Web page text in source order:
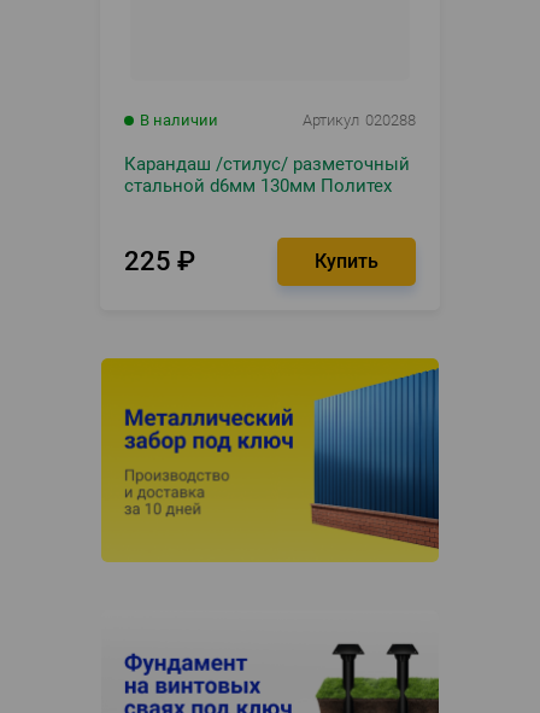
В наличии Артикул 020288
Карандаш /стилус/ разметочный
стальной d6мм 130мм Политех
225 ₽